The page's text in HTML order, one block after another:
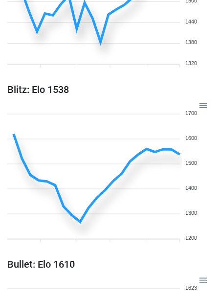
1440
1380
1320
Blitz: Elo 1538
1700
1600
1500
1400
1300
1200
Bullet: Elo 1610
1623